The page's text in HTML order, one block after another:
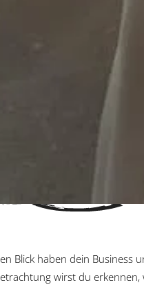
Blick haben dein Business
wirst du